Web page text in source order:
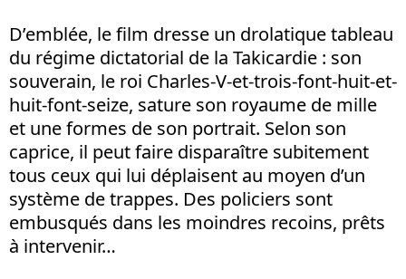
D’emblée, le film dresse un drolatique tableau
du régime dictatorial de la Takicardie : son
souverain, le roi Charles-V-et-trois-font-huit-et-
huit-font-seize, sature son royaume de mille
et une formes de son portrait. Selon son
caprice, il peut faire disparaître subitement
tous ceux qui lui déplaisent au moyen d’un
système de trappes. Des policiers sont
embusqués dans les moindres recoins, prêts
à intervenir…